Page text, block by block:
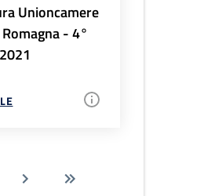
Unioncamere
- 4°